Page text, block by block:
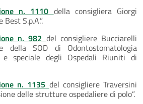
n. 1110 della consigliera Giorgi
S.p.A.”.
n. 982 del consigliere Bucciarelli
della SOD di Odontostomatologia
e speciale degli Ospedali Riuniti di
n. 1135 del consigliere Traversini
delle strutture ospedaliere di polo”.